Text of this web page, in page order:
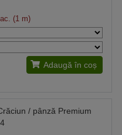
(1 m)
Adaugă în coș
/ pânză Premium